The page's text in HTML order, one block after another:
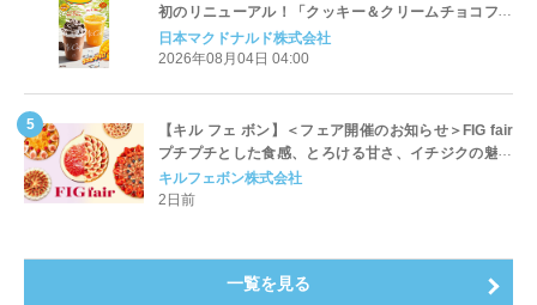
初のリニューアル！「クッキー＆クリームチョコフラ
ッペ」「マンゴースムージー」8月5日（水）から販売
開始
日本マクドナルド株式会社
2026年08月04日 04:00
【キル フェ ボン】＜フェア開催のお知らせ＞FIG fair
プチプチとした食感、とろける甘さ、イチジクの魅力
をたっぷりと。新作を含め、イチジク尽くしの全4種が
登場8月20日（木）スタート
キルフェボン株式会社
2日前
一覧を見る